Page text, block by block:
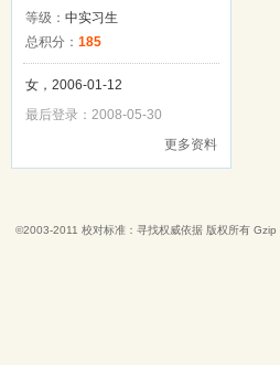
等级： 中实习生
总积分： 185
女，2006-01-12
最后登录：2008-05-30
更多资料
©2003-2011 校对标准：寻找权威依据 版权所有